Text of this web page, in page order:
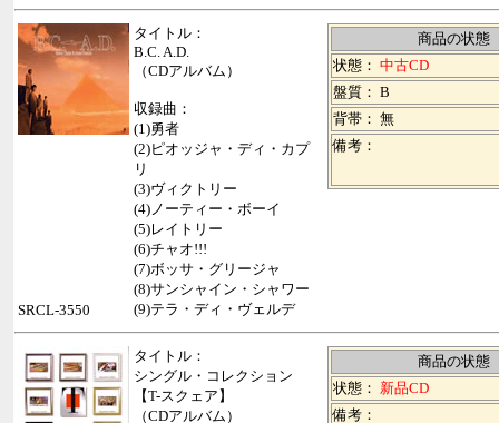
タイトル：
B.C. A.D.
（CDアルバム）
収録曲：
(1)勇者
(2)ピオッジャ・ディ・カプ
リ
(3)ヴィクトリー
(4)ノーティー・ボーイ
(5)レイトリー
(6)チャオ!!!
(7)ボッサ・グリージャ
(8)サンシャイン・シャワー
(9)テラ・ディ・ヴェルデ
商品の状態
状態： 中古CD
盤質： B
背帯： 無
備考：
SRCL-3550
タイトル：
シングル・コレクション
【T-スクェア】
（CDアルバム）
商品の状態
状態： 新品CD
備考：